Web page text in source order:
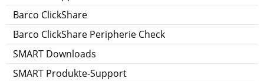
Barco ClickShare
Barco ClickShare Peripherie Check
SMART Downloads
SMART Produkte-Support